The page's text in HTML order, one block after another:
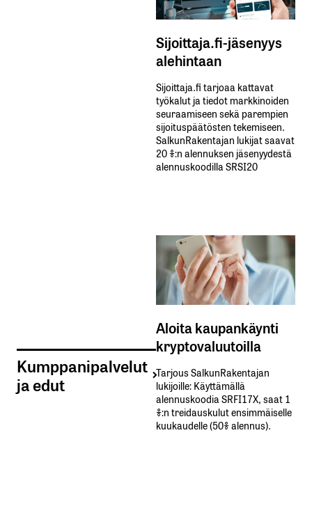
Kumppanipalvelut
ja edut
Sijoittaja.fi-jäsenyys
alehintaan
Sijoittaja.fi tarjoaa kattavat
työkalut ja tiedot markkinoiden
seuraamiseen sekä parempien
sijoituspäätösten tekemiseen.
SalkunRakentajan lukijat saavat
20 %:n alennuksen jäsenyydestä
alennuskoodilla SRSI20
Aloita kaupankäynti
kryptovaluutoilla
Tarjous SalkunRakentajan
lukijoille: Käyttämällä​ ​
alennuskoodia​ ​SRFI17X,​ ​saat​ ​1
%:n treidauskulut​ ​ensimmäiselle​ ​
kuukaudelle​ ​(50%​ ​alennus).